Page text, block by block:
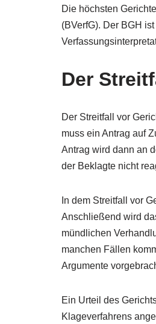
Die höchsten
(BVerfG). Der BGH
Der
Der Streitfall vor
muss ein Antrag auf
Antrag wird dann an
der Beklagte nicht
In dem Streitfall vor
Anschließend wird
mündlichen
manchen Fällen
Argumente
Ein Urteil des
Klageverfahrens